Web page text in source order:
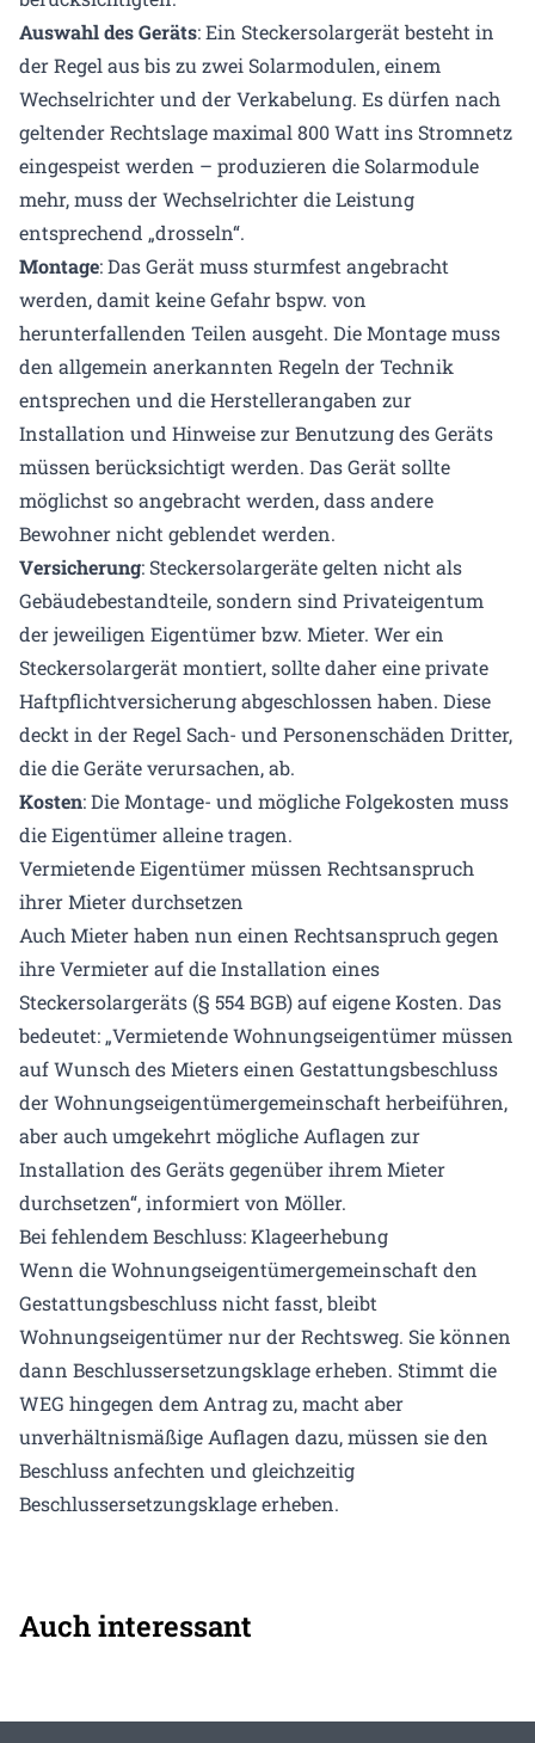
Auswahl des Geräts: Ein Steckersolargerät besteht in
der Regel aus bis zu zwei Solarmodulen, einem
Wechselrichter und der Verkabelung. Es dürfen nach
geltender Rechtslage maximal 800 Watt ins Stromnetz
eingespeist werden – produzieren die Solarmodule
mehr, muss der Wechselrichter die Leistung
entsprechend „drosseln“.
Montage: Das Gerät muss sturmfest angebracht
werden, damit keine Gefahr bspw. von
herunterfallenden Teilen ausgeht. Die Montage muss
den allgemein anerkannten Regeln der Technik
entsprechen und die Herstellerangaben zur
Installation und Hinweise zur Benutzung des Geräts
müssen berücksichtigt werden. Das Gerät sollte
möglichst so angebracht werden, dass andere
Bewohner nicht geblendet werden.
Versicherung: Steckersolargeräte gelten nicht als
Gebäudebestandteile, sondern sind Privateigentum
der jeweiligen Eigentümer bzw. Mieter. Wer ein
Steckersolargerät montiert, sollte daher eine private
Haftpflichtversicherung abgeschlossen haben. Diese
deckt in der Regel Sach- und Personenschäden Dritter,
die die Geräte verursachen, ab.
Kosten: Die Montage- und mögliche Folgekosten muss
die Eigentümer alleine tragen.
Vermietende Eigentümer müssen Rechtsanspruch
ihrer Mieter durchsetzen
Auch Mieter haben nun einen Rechtsanspruch gegen
ihre Vermieter auf die Installation eines
Steckersolargeräts (§ 554 BGB) auf eigene Kosten. Das
bedeutet: „Vermietende Wohnungseigentümer müssen
auf Wunsch des Mieters einen Gestattungsbeschluss
der Wohnungseigentümergemeinschaft herbeiführen,
aber auch umgekehrt mögliche Auflagen zur
Installation des Geräts gegenüber ihrem Mieter
durchsetzen“, informiert von Möller.
Bei fehlendem Beschluss: Klageerhebung
Wenn die Wohnungseigentümergemeinschaft den
Gestattungsbeschluss nicht fasst, bleibt
Wohnungseigentümer nur der Rechtsweg. Sie können
dann Beschlussersetzungsklage erheben. Stimmt die
WEG hingegen dem Antrag zu, macht aber
unverhältnismäßige Auflagen dazu, müssen sie den
Beschluss anfechten und gleichzeitig
Beschlussersetzungsklage erheben.
Auch interessant